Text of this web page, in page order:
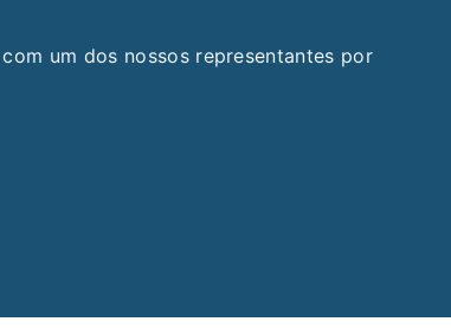
um dos nossos representantes por